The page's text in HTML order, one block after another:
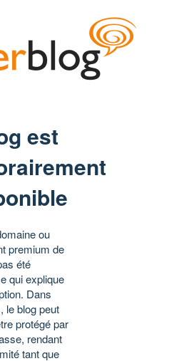
est
ou
premium de
été
qui explique
Dans
le blog peut
protégé par
rendant
tant que